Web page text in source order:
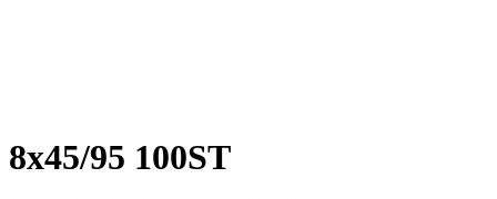
8x45/95 100ST